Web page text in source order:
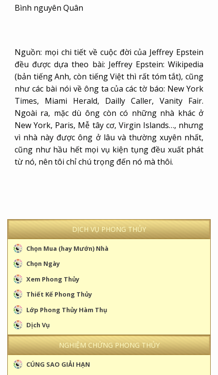
DỊCH VỤ PHONG THỦY
Chọn Mua (hay Mướn) Nhà
Chọn Ngày
Xem Phong Thủy
Thiết Kế Phong Thủy
Lớp Phong Thủy Hàm Thụ
Dịch Vụ
NGHIỆM CHỨNG PHONG THỦY
CÚNG SAO GIẢI HẠN
Bình nguyên Quân
Nguồn: mọi chi tiết về cuộc đời của Jeffrey Epstein
đều được dựa theo bài: Jeffrey Epstein: Wikipedia
(bản tiếng Anh, còn tiếng Việt thì rất tóm tắt), cũng
như các bài nói về ông ta của các tờ báo: New York
Times, Miami Herald, Dailly Caller, Vanity Fair.
Ngoài ra, mặc dù ông còn có những nhà khác ở
New York, Paris, Mễ tây cơ, Virgin Islands…, nhưng
vì nhà này được ông ở lâu và thường xuyên nhất,
cũng như hầu hết mọi vụ kiện tụng đều xuất phát
từ nó, nên tôi chỉ chú trọng đến nó mà thôi.